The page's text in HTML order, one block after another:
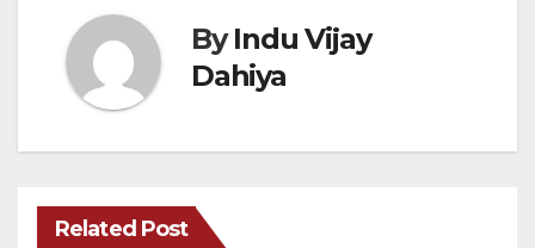
ByIndu Vijay
Dahiya
Related Post